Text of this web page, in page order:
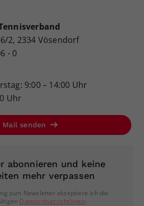
2, 2334 Vösendorf
- 0
9:00 – 14:00 Uhr
Uhr
Mail senden
abonnieren und keine
mehr verpassen
zum Newsletter akzeptiere ich die
Datenschutzrichtlinien.